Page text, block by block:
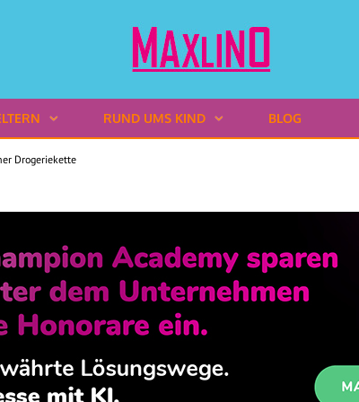
RUND UMS KIND BLOG
Drogeriekette